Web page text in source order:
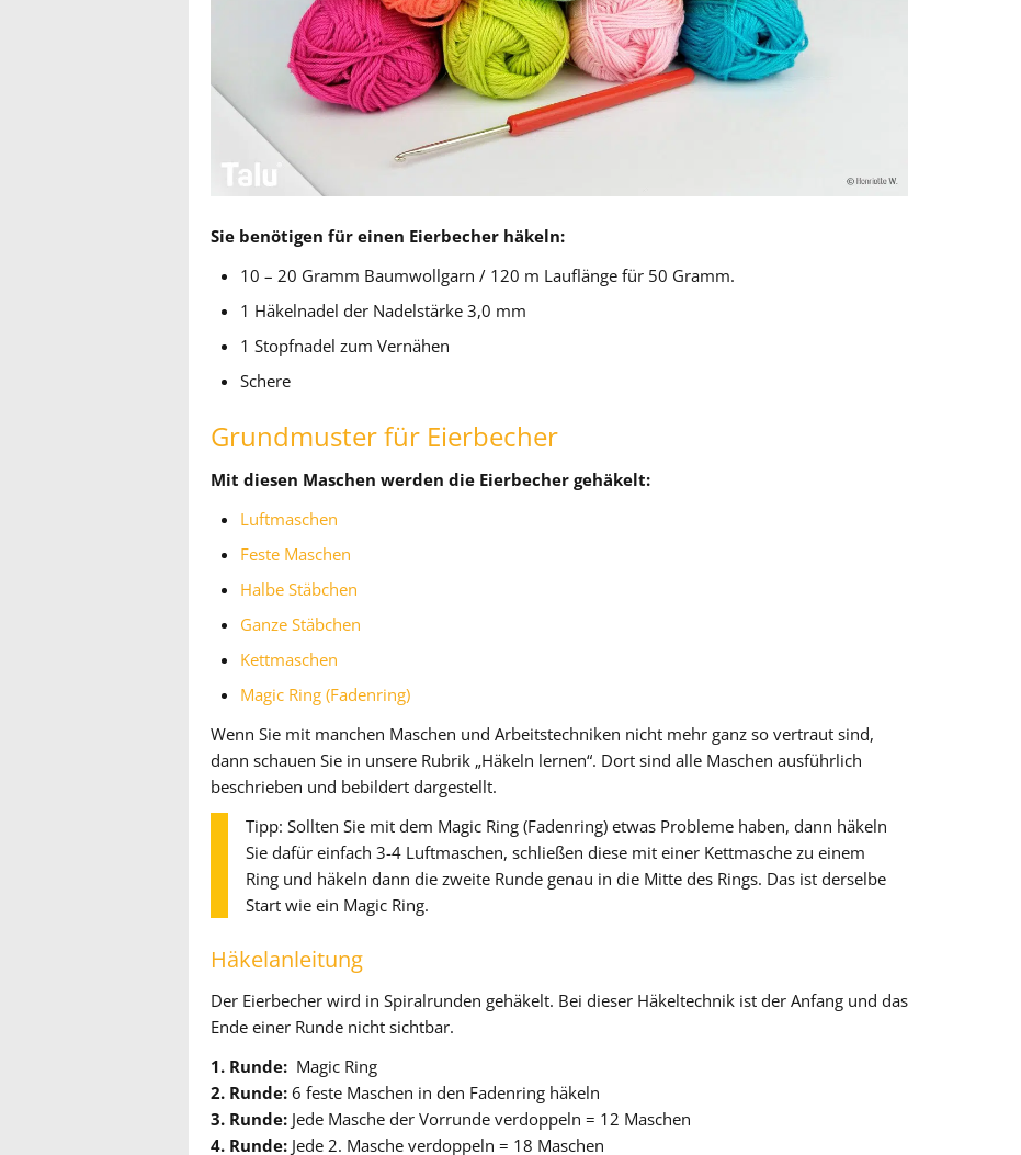
Sie benötigen für einen Eierbecher häkeln:
10 – 20 Gramm Baumwollgarn / 120 m Lauflänge für 50 Gramm.
1 Häkelnadel der Nadelstärke 3,0 mm
1 Stopfnadel zum Vernähen
Schere
Grundmuster für Eierbecher
Mit diesen Maschen werden die Eierbecher gehäkelt:
Luftmaschen
Feste Maschen
Halbe Stäbchen
Ganze Stäbchen
Kettmaschen
Magic Ring (Fadenring)
Wenn Sie mit manchen Maschen und Arbeitstechniken nicht mehr ganz so vertraut sind,
dann schauen Sie in unsere Rubrik „Häkeln lernen“. Dort sind alle Maschen ausführlich
beschrieben und bebildert dargestellt.
Tipp: Sollten Sie mit dem Magic Ring (Fadenring) etwas Probleme haben, dann häkeln
Sie dafür einfach 3-4 Luftmaschen, schließen diese mit einer Kettmasche zu einem
Ring und häkeln dann die zweite Runde genau in die Mitte des Rings. Das ist derselbe
Start wie ein Magic Ring.
Häkelanleitung
Der Eierbecher wird in Spiralrunden gehäkelt. Bei dieser Häkeltechnik ist der Anfang und das
Ende einer Runde nicht sichtbar.
1. Runde: Magic Ring
2. Runde: 6 feste Maschen in den Fadenring häkeln
3. Runde: Jede Masche der Vorrunde verdoppeln = 12 Maschen
4. Runde: Jede 2. Masche verdoppeln = 18 Maschen